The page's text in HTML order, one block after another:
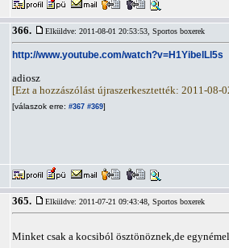
366. Elküldve: 2011-08-01 20:53:53, Sportos boxerek
http://www.youtube.com/watch?v=H1YibelLl5s
adiosz
[Ezt a hozzászólást újraszerkesztették: 2011-08-
[válaszok erre: #367 #369]
365. Elküldve: 2011-07-21 09:43:48, Sportos boxerek
Minket csak a kocsiból ösztönöznek,de